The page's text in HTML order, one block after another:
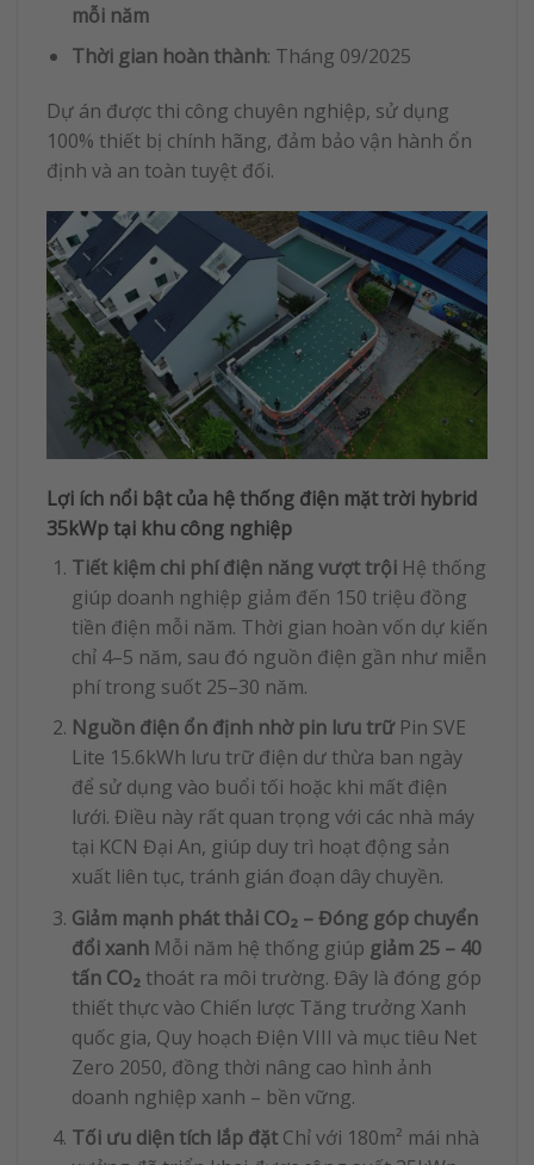
mỗi năm
Thời gian hoàn thành: Tháng 09/2025
Dự án được thi công chuyên nghiệp, sử dụng
100% thiết bị chính hãng, đảm bảo vận hành ổn
định và an toàn tuyệt đối.
Lợi ích nổi bật của hệ thống điện mặt trời hybrid
35kWp tại khu công nghiệp
Tiết kiệm chi phí điện năng vượt trộiHệ thống
giúp doanh nghiệp giảm đến 150 triệu đồng
tiền điện mỗi năm. Thời gian hoàn vốn dự kiến
chỉ 4–5 năm, sau đó nguồn điện gần như miễn
phí trong suốt 25–30 năm.
Nguồn điện ổn định nhờ pin lưu trữPin SVE
Lite 15.6kWh lưu trữ điện dư thừa ban ngày
để sử dụng vào buổi tối hoặc khi mất điện
lưới. Điều này rất quan trọng với các nhà máy
tại KCN Đại An, giúp duy trì hoạt động sản
xuất liên tục, tránh gián đoạn dây chuyền.
Giảm mạnh phát thải CO₂ – Đóng góp chuyển
đổi xanhMỗi năm hệ thống giúp giảm 25 – 40
tấn CO₂thoát ra môi trường. Đây là đóng góp
thiết thực vào Chiến lược Tăng trưởng Xanh
quốc gia, Quy hoạch Điện VIII và mục tiêu Net
Zero 2050, đồng thời nâng cao hình ảnh
doanh nghiệp xanh – bền vững.
Tối ưu diện tích lắp đặtChỉ với 180m² mái nhà